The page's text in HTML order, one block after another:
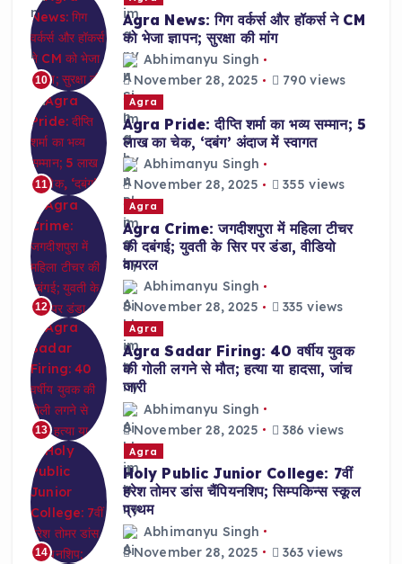
10
Agra News: गिग वर्कर्स और हॉकर्स ने CM
को भेजा ज्ञापन; सुरक्षा की मांग
Abhimanyu Singh
November 28, 2025
790 views
11
Agra
Agra Pride: दीप्ति शर्मा का भव्य सम्मान; 5
लाख का चेक, ‘दबंग’ अंदाज में स्वागत
Abhimanyu Singh
November 28, 2025
355 views
12
Agra
Agra Crime: जगदीशपुरा में महिला टीचर
की दबंगई; युवती के सिर पर डंडा, वीडियो
वायरल
Abhimanyu Singh
November 28, 2025
335 views
13
Agra
Agra Sadar Firing: 40 वर्षीय युवक
की गोली लगने से मौत; हत्या या हादसा, जांच
जारी
Abhimanyu Singh
November 28, 2025
386 views
14
Agra
Holy Public Junior College: 7वीं
हरेश तोमर डांस चैंपियनशिप; सिम्पकिन्स स्कूल
प्रथम
Abhimanyu Singh
November 28, 2025
363 views